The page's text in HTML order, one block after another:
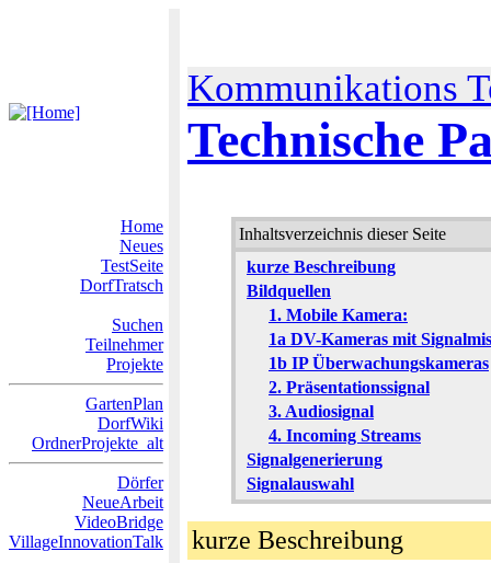
Kommunikations
Technische
Home
Neues
TestSeite
DorfTratsch
Suchen
Teilnehmer
Projekte
GartenPlan
DorfWiki
OrdnerProjekte_alt
Dörfer
NeueArbeit
VideoBridge
VillageInnovationTalk
Inhaltsverzeichnis dieser Seite
kurze Beschreibung
Bildquellen
1. Mobile Kamera:
1a DV-Kameras mit
1b IP Überwachungskameras
2. Präsentationssignal
3. Audiosignal
4. Incoming Streams
Signalgenerierung
Signalauswahl
kurze Beschreibung